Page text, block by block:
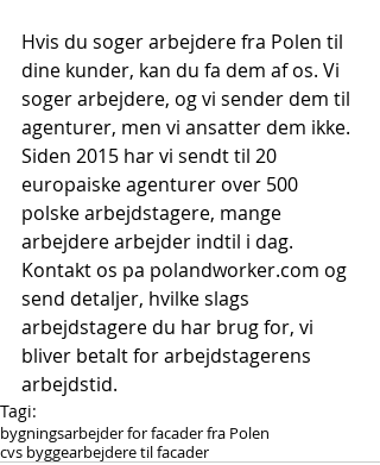
Hvis du soger arbejdere fra Polen til
dine kunder, kan du fa dem af os. Vi
soger arbejdere, og vi sender dem til
agenturer, men vi ansatter dem ikke.
Siden 2015 har vi sendt til 20
europaiske agenturer over 500
polske arbejdstagere, mange
arbejdere arbejder indtil i dag.
Kontakt os pa polandworker.com og
send detaljer, hvilke slags
arbejdstagere du har brug for, vi
bliver betalt for arbejdstagerens
arbejdstid.
Tagi:
bygningsarbejder for facader fra Polen
cvs byggearbejdere til facader